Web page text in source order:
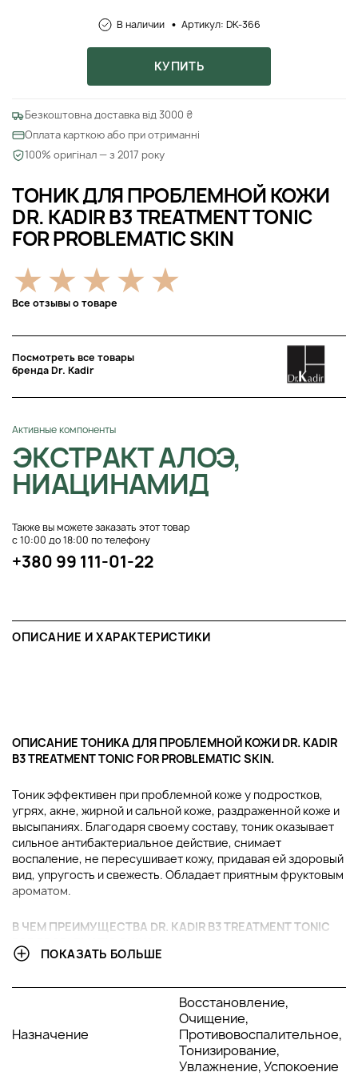
ТОНИК ДЛЯ ПРОБЛЕМНОЙ КОЖИ
DR. KADIR B3 TREATMENT TONIC
FOR PROBLEMATIC SKIN
Все отзывы о товаре
Посмотреть все товары
бренда Dr. Kadir
Активные компоненты
ЭКСТРАКТ АЛОЭ,
НИАЦИНАМИД
Также вы можете заказать этот товар
с 10:00 до 18:00 по телефону
+380 99 111-01-22
В наличии Артикул: DK-366
КУПИТЬ
Безкоштовна доставка від 3000 ₴
Оплата карткою або при отриманні
100% оригінал — з 2017 року
ОПИСАНИЕ И ХАРАКТЕРИСТИКИ
ОПИСАНИЕ ТОНИКА ДЛЯ ПРОБЛЕМНОЙ КОЖИ DR. KADIR
B3 TREATMENT TONIC FOR PROBLEMATIC SKIN.
Тоник эффективен при проблемной коже у подростков,
угрях, акне, жирной и сальной коже, раздраженной коже и
высыпаниях. Благодаря своему составу, тоник оказывает
сильное антибактериальное действие, снимает
воспаление, не пересушивает кожу, придавая ей здоровый
вид, упругость и свежесть. Обладает приятным фруктовым
ароматом.
В ЧЕМ ПРЕИМУЩЕСТВА DR. KADIR B3 TREATMENT TONIC
FOR PROBLEMATIC SKIN?
Дезинфицирует, снимает воспаления.
Придает коже ощущение свежести и чистоты.
ПОКАЗАТЬ БОЛЬШЕ
Назначение
Восстановление,
Очищение,
Противовоспалительное,
Тонизирование,
Увлажнение, Успокоение